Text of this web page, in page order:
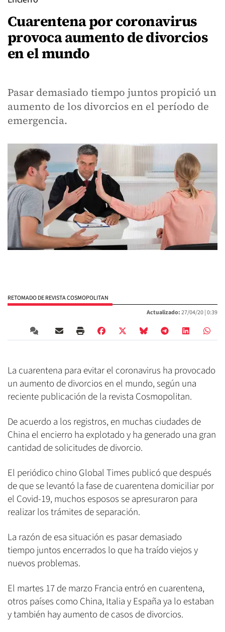
Cuarentena por coronavirus
provoca aumento de divorcios
en el mundo
Pasar demasiado tiempo juntos propició un
aumento de los divorcios en el período de
emergencia.
RETOMADO DE REVISTA COSMOPOLITAN
Actualizado:27/04/20 |0:39
La cuarentena para evitar el coronavirus ha provocado
un aumento de divorcios en el mundo, según una
reciente publicación de la revista Cosmopolitan.
De acuerdo a los registros, en muchas ciudades de
China el encierro ha explotado y ha generado una gran
cantidad de solicitudes de divorcio.
El periódico chino Global Times publicó que después
de que se levantó la fase de cuarentena domiciliar por
el Covid-19, muchos esposos se apresuraron para
realizar los trámites de separación.
La razón de esa situación es pasar demasiado
tiempo juntos encerrados lo que ha traído viejos y
nuevos problemas.
El martes 17 de marzo Francia entró en cuarentena,
otros países como China, Italia y España ya lo estaban
y también hay aumento de casos de divorcios.